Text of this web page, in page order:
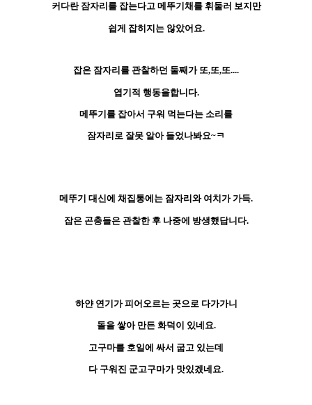
커다란 잠자리를 잡는다고 메뚜기채를 휘둘러 보지만
쉽게 잡히지는 않았어요.
잡은 잠자리를 관찰하던 둘째가 또,또,또....
엽기적 행동을합니다.
메뚜기를 잡아서 구워 먹는다는 소리를
잠자리로 잘못 알아 들었나봐요~ㅋ
메뚜기 대신에 채집통에는 잠자리와 여치가 가득.
잡은 곤충들은 관찰한 후 나중에 방생했답니다.
하얀 연기가 피어오르는 곳으로 다가가니
돌을 쌓아 만든 화덕이 있네요.
고구마를 호일에 싸서 굽고 있는데
다 구워진 군고구마가 맛있겠네요.